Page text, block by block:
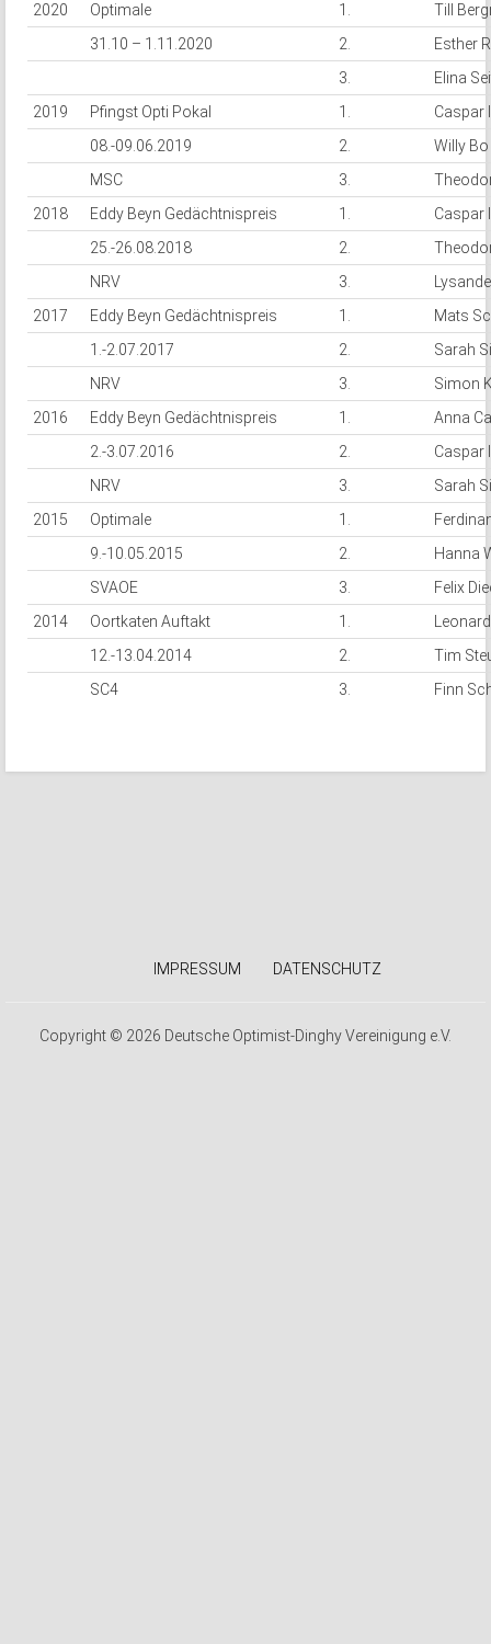
2020
Optimale 1.
Till
31.10 – 1.11.2020
2.
Esther
3.
Elina
2019
Pfingst Opti Pokal 1.
Caspar
08.-09.06.2019
2.
Willy
MSC
3.
2018
Eddy Beyn Gedächtnispreis 1.
Caspar
25.-26.08.2018
2.
NRV
3.
2017
Eddy Beyn Gedächtnispreis 1.
Mats
1.-2.07.2017
2.
Sarah
NRV
3.
Simon
2016
Eddy Beyn Gedächtnispreis 1.
Anna
2.-3.07.2016
2.
Caspar
NRV
3.
Sarah
2015
Optimale 1.
9.-10.05.2015
2.
Hanna
SVAOE
3.
Felix
2014
Oortkaten Auftakt 1.
12.-13.04.2014
2.
Tim
SC4
3. Finn
IMPRESSUM DATENSCHUTZ
Copyright © 2026 Deutsche Optimist-Dinghy Vereinigung e.V.